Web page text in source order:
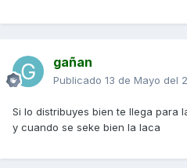
gañan
Publicado 13 de Mayo del
Si lo distribuyes bien te llega para
y cuando se seke bien la laca